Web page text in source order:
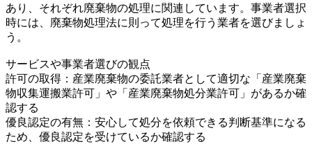
あり、それぞれ廃棄物の処理に関連しています。事業者選択
時には、廃棄物処理法に則って処理を行う業者を選びましょ
う。
サービスや事業者選びの観点
許可の取得：産業廃棄物の委託業者として適切な「産業廃棄
物収集運搬業許可」や「産業廃棄物処分業許可」があるか確
認する
優良認定の有無：安心して処分を依頼できる判断基準になる
ため、優良認定を受けているか確認する